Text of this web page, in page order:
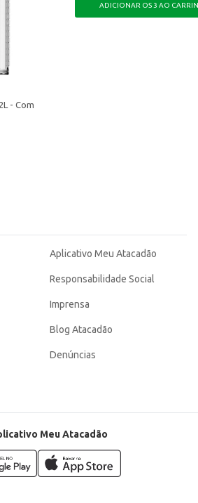
- Com
ADICIONAR OS 3 AO
Aplicativo Meu Atacadão
Responsabilidade Social
Imprensa
Blog Atacadão
Denúncias
Meu Atacadão